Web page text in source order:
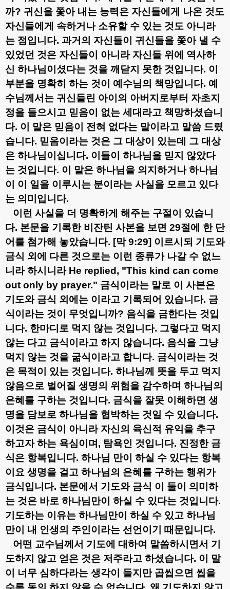
까? 귀신을 쫓아 내는 능력은 자신들에게 나온 것도
자신들에게 속하거나 소유할 수 있는 것도 아니라
는 점입니다. 과거의 자신들이 귀신들을 쫓아 낼 수
있었던 것은 자신들이 아니라 자신들 위에 역사하
신 하나님이셨다는 것을 깨닫지 못한 것입니다. 이
부분을 명확히 하는 것이 예수님의 책망입니다. 예
수님께서는 귀신들린 아이의 아버지로부터 자초지
정을 들으시고 믿음이 없는 세대라고 책망하셨습니
다. 이 말은 믿음이 전혀 없다는 말이라고 말씀 드렸
습니다. 믿음이라는 것은 그 대상이 있는데 그 대상
은 하나님이십니다. 이들이 하나님을 믿지 않았다
는 것입니다. 이 말은 하나님을 의지하거나 하나님
이 이 일을 이루시는 분이라는 사실을 모르고 있다
는 의미입니다.
이런 사실을 더 명확하게 해주는 구절이 있습니
다. 본문을 기록한 비잔틴 사본을 보면 29절에 한 단
어를 첨가해 놓았습니다. [막9:29] 이르시되 기도와
금식 외에 다른 것으로는 이런 종류가 나갈 수 없느
니라 하시니라He replied, "This kind can come
out only by prayer." 금식이라는 말로 이 사본은
기도와 금식 외에는 이라고 기록되어 있습니다. 금
식이라는 것이 무엇입니까? 음식을 금한다는 것입
니다. 한마디로 먹지 않는 것입니다. 그렇다고 먹지
않는 다고 금식이라고 하지 않습니다. 음식을 그냥
먹지 않는 것을 굶식이라고 합니다. 금식이라는 것
은 목적이 있는 것입니다. 하나님께 뜻을 두고 먹지
않음으로 벌어질 생명의 위험을 감수하며 하나님의
은혜를 구하는 것입니다. 금식을 잘못 이해하면 생
명을 담보로 하나님을 협박하는 것일 수 있습니다.
이것은 금식이 아니라 자신의 육신적 유익을 추구
하고자 하는 욕심이며 , 탐욕인 것입니다. 진정한 금
식은 항복입니다. 하나님 만이 하실 수 있다는 항복
이요 생명을 걸고 하나님의 은혜를 구하는 행위가
금식입니다. 본문에서 기도와 금식 이 둘이 의미하
는 것은 바로 하나님만이 하실 수 있다는 것입니다.
기도하는 이유는 하나님만이 하실 수 있고 하나님
만이 내 인생의 주인이라는 선언이기 때문입니다.
어떤 교수님께서 기도에 대하여 말씀하시면서 기
도하지 않고 얻은 것은 저주라고 하셨습니다. 이 말
이 너무 심하다라는 생각이 들지만 곱씹으면 씹을